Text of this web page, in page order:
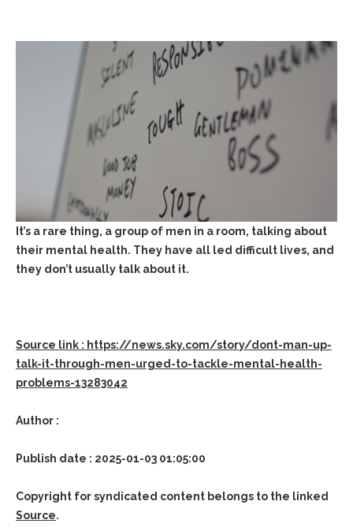
It’s a rare thing, a group of men in a room, talking about
their mental health. They have all led difficult lives, and
they don’t usually talk about it.
Source link : https://news.sky.com/story/dont-man-up-
talk-it-through-men-urged-to-tackle-mental-health-
problems-13283042
Author :
Publish date : 2025-01-03 01:05:00
Copyright for syndicated content belongs to the linked
Source.